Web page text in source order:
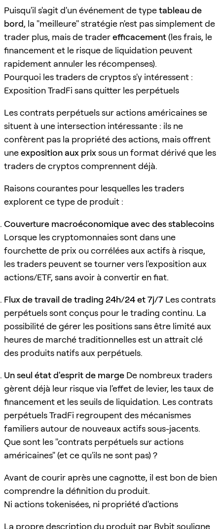
Puisqu'il s'agit d'un événement de typetableau de
bord, la "meilleure" stratégie n'est pas simplement de
trader plus, mais de traderefficacement(les frais, le
financement et le risque de liquidation peuvent
rapidement annuler les récompenses).
Pourquoi les traders de cryptos s'y intéressent :
Exposition TradFi sans quitter les perpétuels
Les contrats perpétuels sur actions américaines se
situent à une intersection intéressante : ils ne
confèrent pas la propriété des actions, mais offrent
uneexposition aux prix sous un format dérivé que les
traders de cryptos comprennent déjà.
Raisons courantes pour lesquelles les traders
explorent ce type de produit :
Couverture macroéconomique avec des stablecoins
Lorsque les cryptomonnaies sont dans une
fourchette de prix ou corrélées aux actifs à risque,
les traders peuvent se tourner vers l'exposition aux
actions/ETF, sans avoir à convertir en fiat.
Flux de travail de trading 24h/24 et 7j/7 Les contrats
perpétuels sont conçus pour le trading continu. La
possibilité de gérer les positions sans être limité aux
heures de marché traditionnelles est un attrait clé
des produits natifs aux perpétuels.
Un seul état d'esprit de marge De nombreux traders
gèrent déjà leur risque via l'effet de levier, les taux de
financement et les seuils de liquidation. Les contrats
perpétuels TradFi regroupent des mécanismes
familiers autour de nouveaux actifs sous-jacents.
Que sont les "contrats perpétuels sur actions
américaines" (et ce qu'ils ne sont pas) ?
Avant de courir après une cagnotte, il est bon de bien
comprendre la définition du produit.
Ni actions tokenisées, ni propriété d'actions
La propre description du produit par Bybit souligne